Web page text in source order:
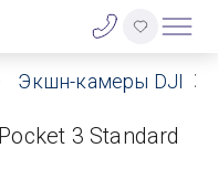
Экшн-камеры DJI
3 Standard